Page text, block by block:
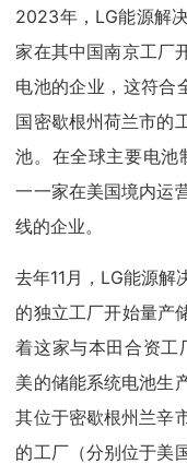
2023年，LG能源解
家在其中国南京工厂
电池的企业，这符合
国密歇根州荷兰市的
池。在全球主要电池
一一家在美国境内运
线的企业。
去年11月，LG能源解
的独立工厂开始量产
着这家与本田合资工
美的储能系统电池生
其位于密歇根州兰辛
的工厂（分别位于美